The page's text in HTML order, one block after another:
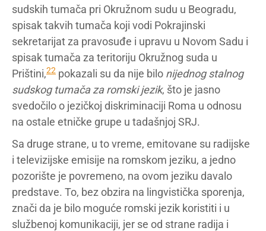
sudskih tumača pri Okružnom sudu u Beogradu,
spisak takvih tumača koji vodi Pokrajinski
sekretarijat za pravosuđe i upravu u Novom Sadu i
spisak tumača za teritoriju Okružnog suda u
Prištini,22 pokazali su da nije bilo nijednog stalnog
sudskog tumača za romski jezik, što je jasno
svedočilo o jezičkoj diskriminaciji Roma u odnosu
na ostale etničke grupe u tadašnjoj SRJ.
Sa druge strane, u to vreme, emitovane su radijske
i televizijske emisije na romskom jeziku, a jedno
pozorište je povremeno, na ovom jeziku davalo
predstave. To, bez obzira na lingvistička sporenja,
znači da je bilo moguće romski jezik koristiti i u
službenoj komunikaciji, jer se od strane radija i